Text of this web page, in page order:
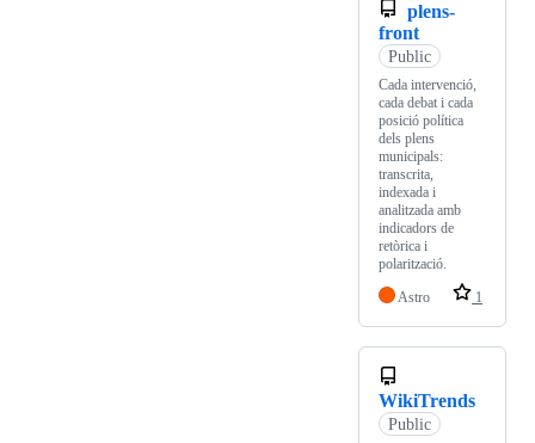
plens-
front
Public
Cada intervenció,
cada debat i cada
posició política
dels plens
municipals:
transcrita,
indexada i
analitzada amb
indicadors de
retòrica i
polarització.
Astro
1
WikiTrends
Public